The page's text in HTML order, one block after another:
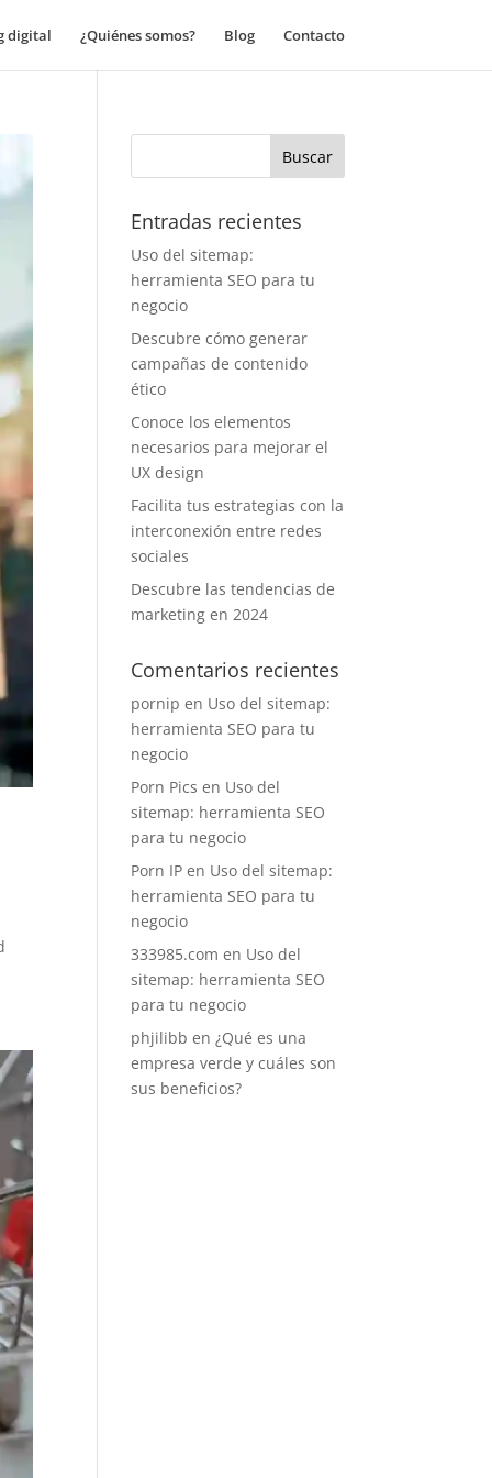
digital ¿Quiénes somos? Blog Contacto
Entradas recientes
Uso del sitemap:
herramienta SEO para tu
negocio
Descubre cómo generar
campañas de contenido
ético
Conoce los elementos
necesarios para mejorar el
UX design
Facilita tus estrategias con la
interconexión entre redes
sociales
Descubre las tendencias de
marketing en 2024
Comentarios recientes
pornip en Uso del sitemap:
herramienta SEO para tu
negocio
Porn Pics en Uso del
sitemap: herramienta SEO
para tu negocio
Porn IP en Uso del sitemap:
herramienta SEO para tu
negocio
333985.com en Uso del
sitemap: herramienta SEO
para tu negocio
phjilibb en¿Qué es una
empresa verde y cuáles son
sus beneficios?